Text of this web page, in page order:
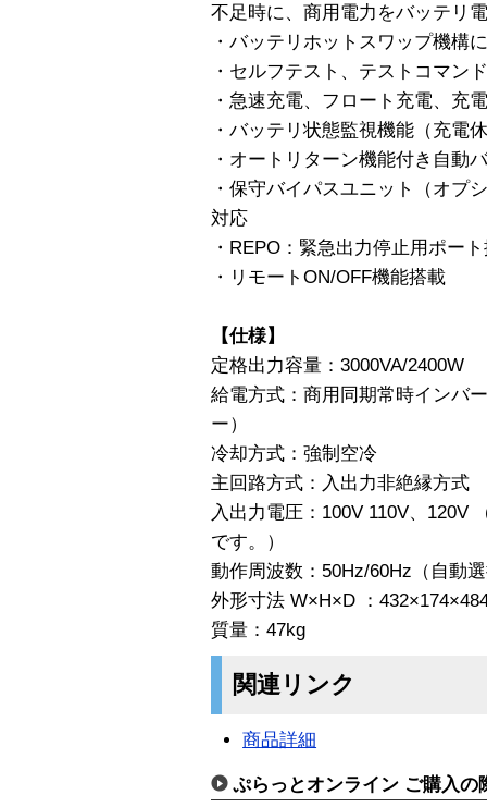
不足時に、商用電力をバッテリ
・バッテリホットスワップ機構
・セルフテスト、テストコマン
・急速充電、フロート充電、充
・バッテリ状態監視機能（充電
・オートリターン機能付き自動
・保守バイパスユニット（オプ
対応
・REPO：緊急出力停止用ポー
・リモートON/OFF機能搭載
【仕様】
定格出力容量：3000VA/2400W
給電方式：商用同期常時インバ
ー）
冷却方式：強制空冷
主回路方式：入出力非絶縁方式
入出力電圧：100V 110V、120V
です。）
動作周波数：50Hz/60Hz（自動
外形寸法 W×H×D ：
質量：47kg
関連リンク
商品詳細
ぷらっとオンライン ご購入の